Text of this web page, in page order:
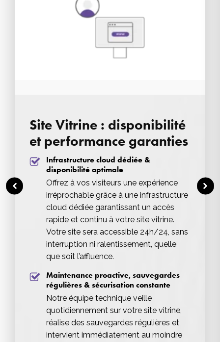
Site Vitrine : disponibilité
et performance garanties
Infrastructure cloud dédiée &
disponibilité optimale
Offrez à vos visiteurs une expérience
irréprochable grâce à une infrastructure
cloud dédiée garantissant un accès
rapide et continu à votre site vitrine.
Votre site sera accessible 24h/24, sans
interruption ni ralentissement, quelle
que soit l’affluence.
Maintenance proactive, sauvegardes
régulières & sécurisation constante
Notre équipe technique veille
quotidiennement sur votre site vitrine,
réalise des sauvegardes régulières et
intervient immédiatement au moindre